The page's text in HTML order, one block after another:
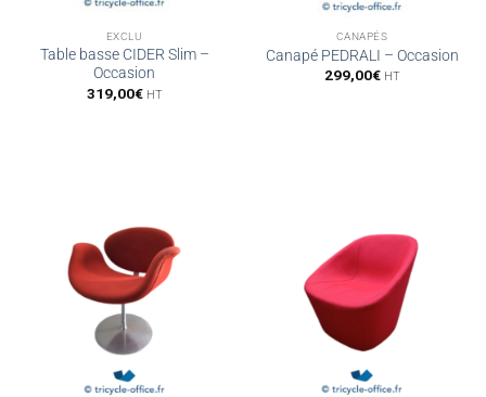
EXCLU
Table basse CIDER Slim –
Occasion
319,00€ HT
CANAPÉS
Canapé PEDRALI – Occasion
299,00€ HT